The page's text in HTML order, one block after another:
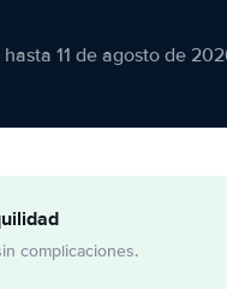
11 de agosto de
complicaciones.